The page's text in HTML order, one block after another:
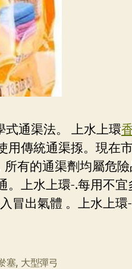
通渠法。 上水上環
傳統通渠揼。現在
有的通渠劑均屬危
上水上環-.每用不
冒出氣體 。上水上
塞, 大型彈弓